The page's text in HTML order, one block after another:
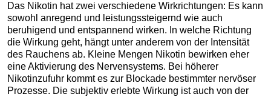
Das Nikotin hat zwei verschiedene Wirkrichtungen: Es kann
sowohl anregend und leistungssteigernd wie auch
beruhigend und entspannend wirken. In welche Richtung
die Wirkung geht, hängt unter anderem von der Intensität
des Rauchens ab. Kleine Mengen Nikotin bewirken eher
eine Aktivierung des Nervensystems. Bei höherer
Nikotinzufuhr kommt es zur Blockade bestimmter nervöser
Prozesse. Die subjektiv erlebte Wirkung ist auch von der